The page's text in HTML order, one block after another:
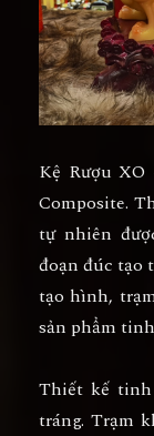
Kệ Rượu
Composite.
tự nhiên
đoạn đúc tạo
tạo hình,
sản phẩm
Thiết kế
tráng. Trạm